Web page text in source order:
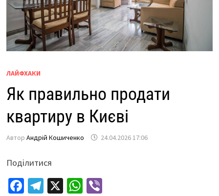
ЛАЙФХАКИ
Як правильно продати
квартиру в Києві
Автор Андрій Кошиченко 24.04.2026 17:06
Поділитися
Fa Te X W Vi